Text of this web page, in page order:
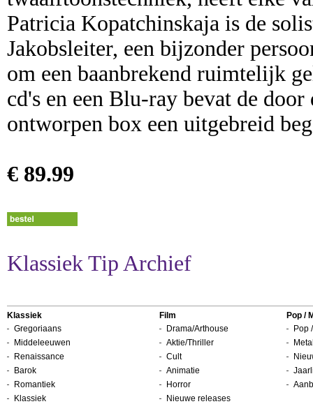
Patricia Kopatchinskaja is de
Jakobsleiter, een bijzonder
om een baanbrekend ruimtelijk
cd's en een Blu-ray bevat de
ontworpen box een uitgebreid
€ 89.99
Klassiek Tip Archief
Klassiek
Gregoriaans
Middeleeuwen
Renaissance
Barok
Romantiek
Klassiek
Film
Drama/Arthouse
Aktie/Thriller
Cult
Animatie
Horror
Nieuwe releases
Pop /
Pop